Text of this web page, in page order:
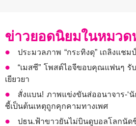
ข่าวยอดนิยมในหมวด
ประมวลภาพ “กระทิงดุ” เถลิงแช
“เมสซี” โพสต์ไอจีขอบคุณแฟนๆ รั
เยียวยา
สั่งแบน! ภาพแข่งขันส่ออนาจาร-‘
ชี้เป็นต้นเหตุถูกคุกคามทางเพศ
ปธน.ฟ้าขาวยันไม่บินดูบอลโลกนัดชิ